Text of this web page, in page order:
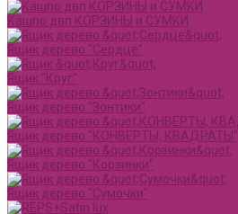
Кашпо двп КОРЗИНЫ и СУМКИ
Ящик дерево "Сердце"
Ящик "Круг"
Ящик дерево "Зонтики"
Ящик дерево "КОНВЕРТЫ, КВАДРАТЫ"
Ящик дерево "Корзинки"
Ящик дерево "Сумочки"